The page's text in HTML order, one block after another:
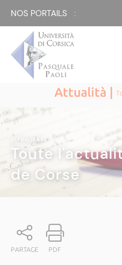
NOS PORTAILS :
Attualità |
ATTUALITÀ|
Toute
de Corse
PARTAGE PDF